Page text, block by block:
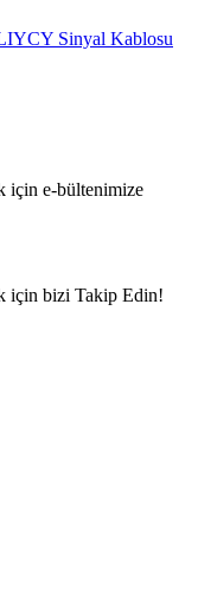
Sinyal Kablosu
için e-bültenimize
için bizi Takip Edin!